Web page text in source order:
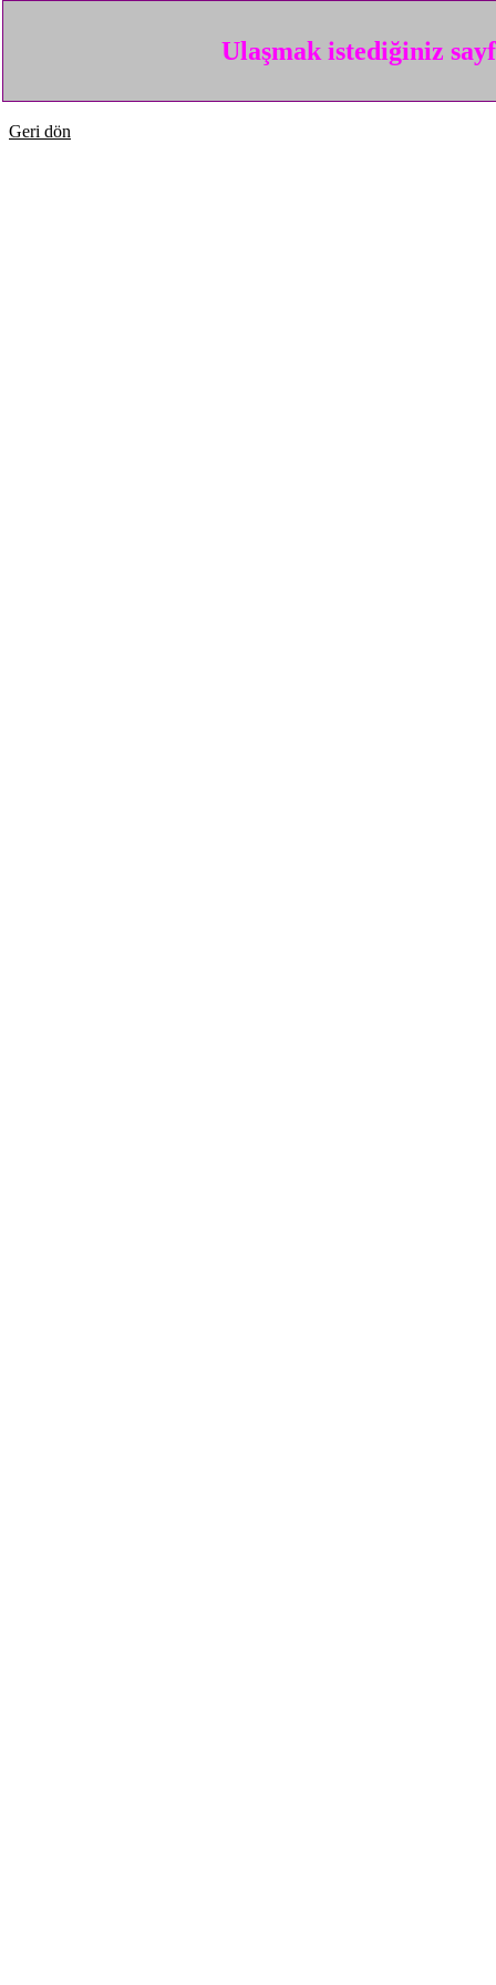
Ulaşmak istediğiniz
Geri dön